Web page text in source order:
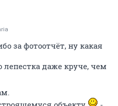
за фотоотчёт, ну какая
лепестка даже круче, чем